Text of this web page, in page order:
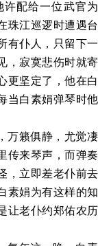
配给一位武官为
珠江巡逻时遭遇台
有仆人，只留下一
，寂寞悲伤时就寄
更坚定了，他在白
当白素娟弹琴时他
万籁俱静，尤觉凄
传来琴声，而弹奏
，立即差老仆前去
素娟为有这样的知
让老仆约郑佑农历